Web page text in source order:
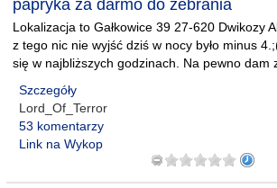
papryka za darmo do zebrania
Lokalizacja to Gałkowice 39 27-620 Dwikozy
z tego nic nie wyjść dziś w nocy było minus
się w najbliższych godzinach. Na pewno dam
Szczegóły
Lord_Of_Terror
53 komentarzy
Link na Wykop